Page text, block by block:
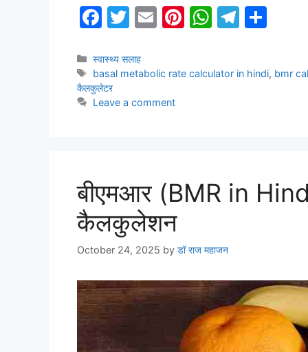
F
c
e
b
T
itt
er
E
l
Pi
e
W
s
T
gr e
Categories
स्वास्थ्य सलाह
Tags
basal metabolic rate calculator in hindi, bmr
कैलकुलेटर
Leave a comment
बीएमआर (BMR in
कैलकुलेशन
October 24, 2025 by डॉ राज महाजन